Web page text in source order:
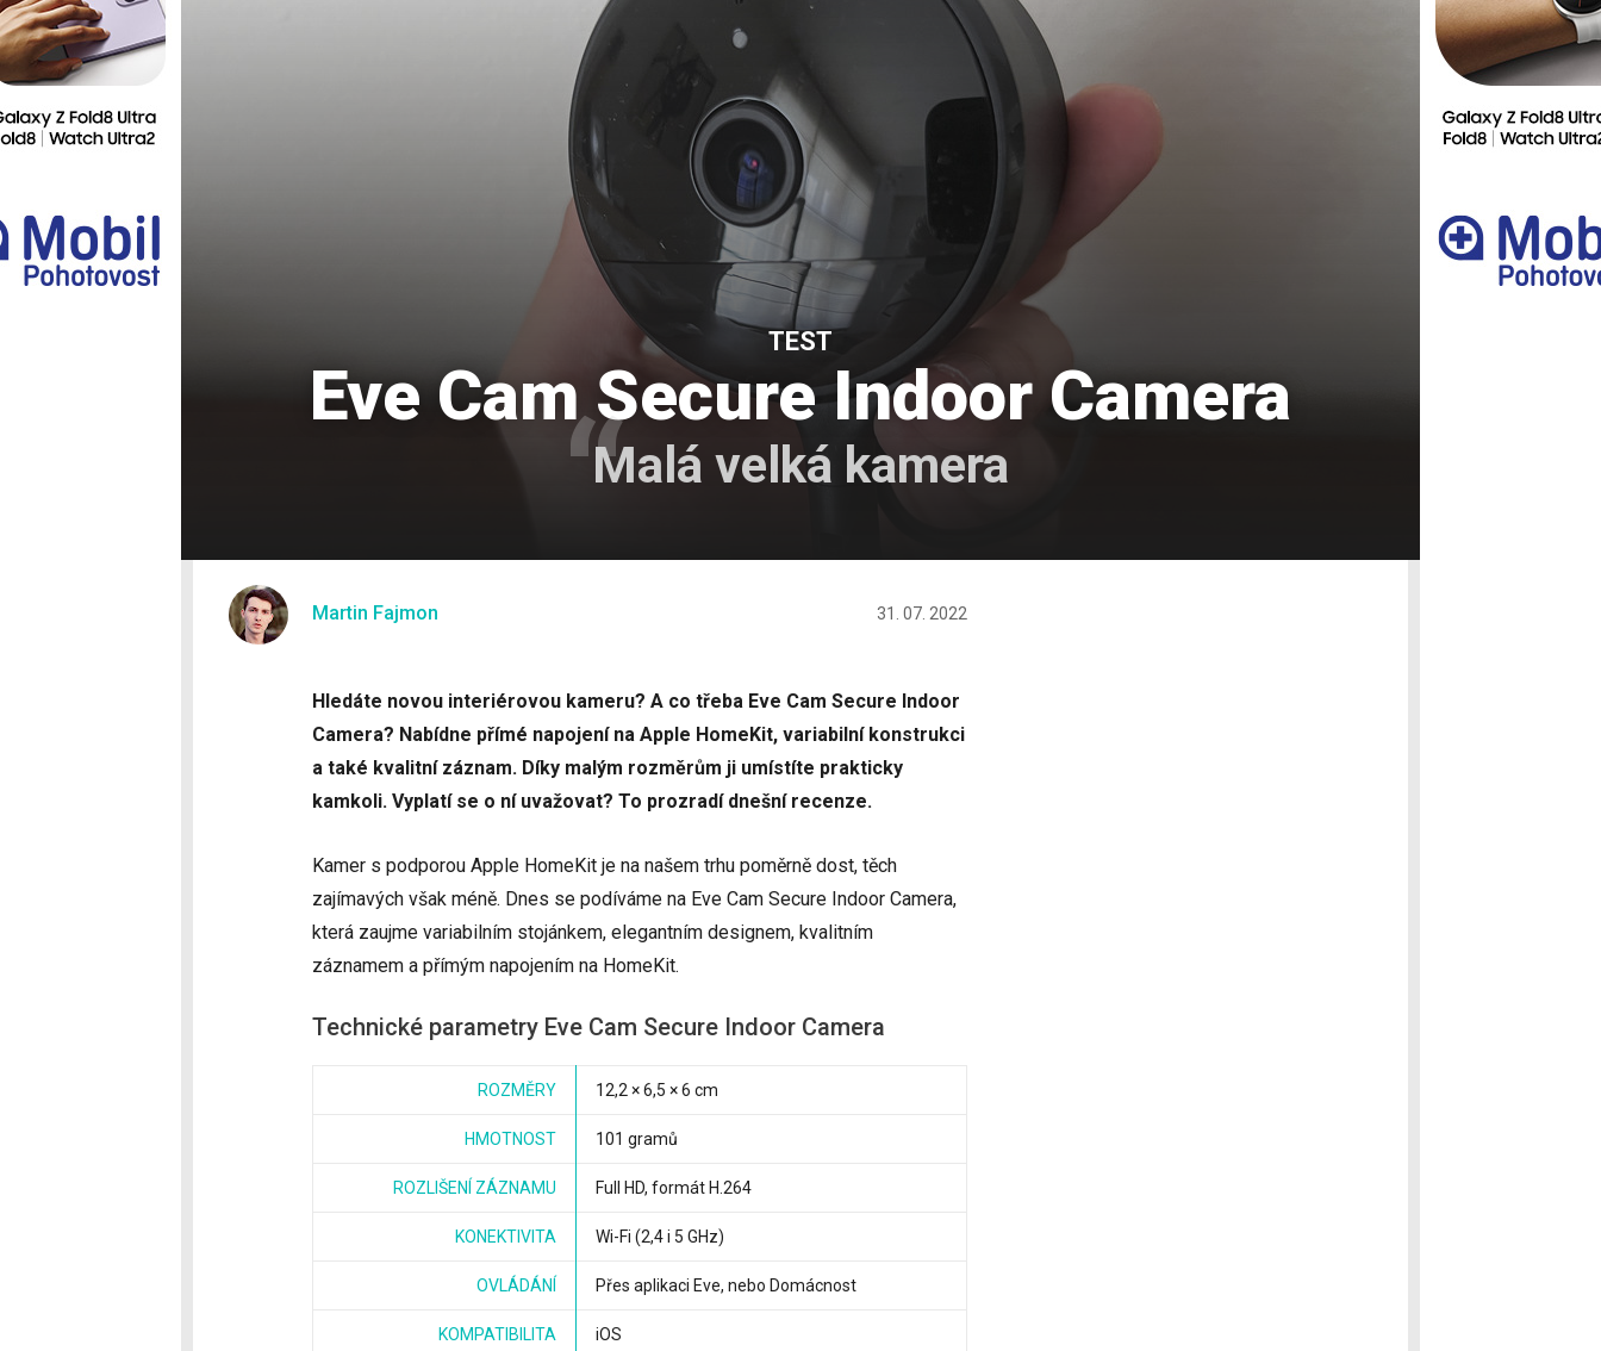
TEST
Eve Cam Secure Indoor Camera
Malá velká kamera
Martin Fajmon 31. 07. 2022
Hledáte novou interiérovou kameru? A co třeba Eve Cam Secure Indoor
Camera? Nabídne přímé napojení na Apple HomeKit, variabilní konstrukci
a také kvalitní záznam. Díky malým rozměrům ji umístíte prakticky
kamkoli. Vyplatí se o ní uvažovat? To prozradí dnešní recenze.
Kamer s podporou Apple HomeKit je na našem trhu poměrně dost, těch
zajímavých však méně. Dnes se podíváme na Eve Cam Secure Indoor Camera,
která zaujme variabilním stojánkem, elegantním designem, kvalitním
záznamem a přímým napojením na HomeKit.
Technické parametry Eve Cam Secure Indoor Camera
ROZMĚRY 12,2 × 6,5 × 6 cm
HMOTNOST 101 gramů
ROZLIŠENÍ ZÁZNAMU Full HD, formát H.264
KONEKTIVITA Wi-Fi (2,4 i 5 GHz)
OVLÁDÁNÍ Přes aplikaci Eve, nebo Domácnost
KOMPATIBILITA iOS